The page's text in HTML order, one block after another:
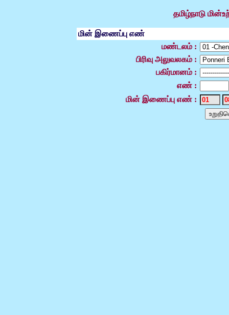
தமிழ்நாடு
மின் இணைப்பு எண்
மண்டலம் :
பிரிவு அலுவலகம் :
பகிர்மானம் :
எண் :
மின் இணைப்பு எண் :